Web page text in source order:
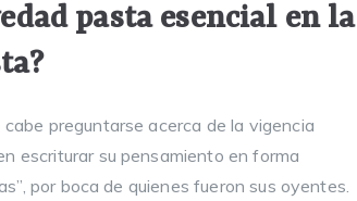
pasta esencial en la
preguntarse acerca de la vigencia
escriturar su pensamiento en forma
por boca de quienes fueron sus oyentes.